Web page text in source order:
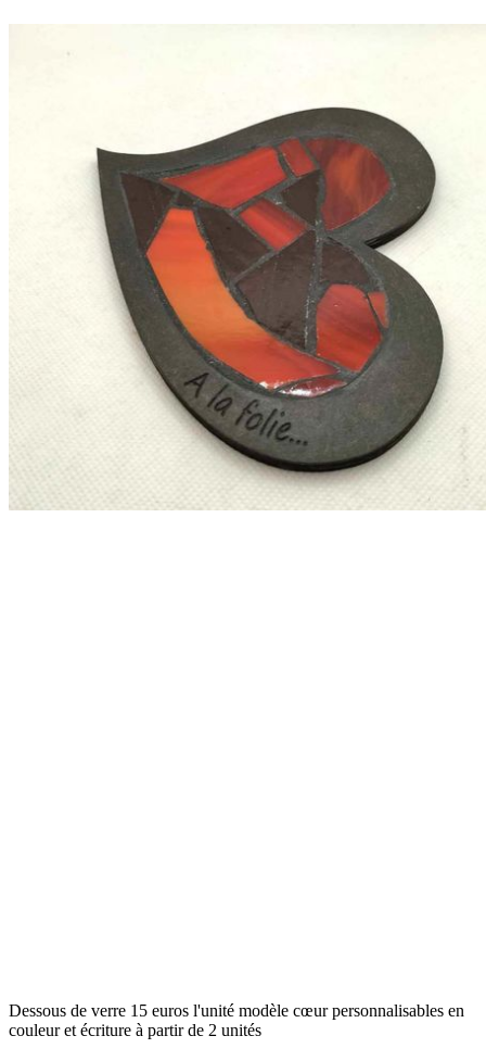
Dessous de verre 15 euros l'unité modèle cœur personnalisables en
couleur et écriture à partir de 2 unités